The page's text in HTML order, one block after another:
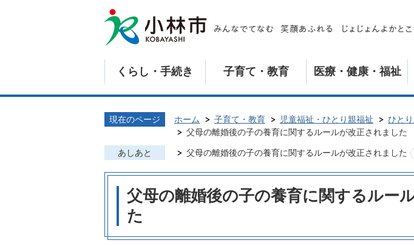
くらし・手続き 子育て・教育 医療・健康・福祉
現在のページ ホーム 子育て・教育 児童福祉・ひとり親福祉
ひと
父母の離婚後の子の養育に関するルールが改正されました
あしあと 父母の離婚後の子の養育に関するルールが改正されました
父母の離婚後の子の養育に関するルー
た